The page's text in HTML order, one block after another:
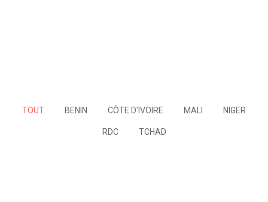
TOUT BENIN CÔTE D'IVOIRE MALI NIGER
RDC TCHAD